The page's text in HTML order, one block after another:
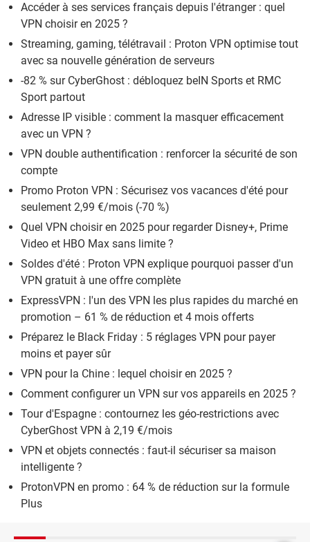
Accéder à ses services français depuis l'étranger : quel
VPN choisir en 2025 ?
Streaming, gaming, télétravail : Proton VPN optimise tout
avec sa nouvelle génération de serveurs
-82 % sur CyberGhost : débloquez beIN Sports et RMC
Sport partout
Adresse IP visible : comment la masquer efficacement
avec un VPN ?
VPN double authentification : renforcer la sécurité de son
compte
Promo Proton VPN : Sécurisez vos vacances d'été pour
seulement 2,99 €/mois (-70 %)
Quel VPN choisir en 2025 pour regarder Disney+, Prime
Video et HBO Max sans limite ?
Soldes d'été : Proton VPN explique pourquoi passer d'un
VPN gratuit à une offre complète
ExpressVPN : l'un des VPN les plus rapides du marché en
promotion – 61 % de réduction et 4 mois offerts
Préparez le Black Friday : 5 réglages VPN pour payer
moins et payer sûr
VPN pour la Chine : lequel choisir en 2025 ?
Comment configurer un VPN sur vos appareils en 2025 ?
Tour d'Espagne : contournez les géo-restrictions avec
CyberGhost VPN à 2,19 €/mois
VPN et objets connectés : faut-il sécuriser sa maison
intelligente ?
ProtonVPN en promo : 64 % de réduction sur la formule
Plus